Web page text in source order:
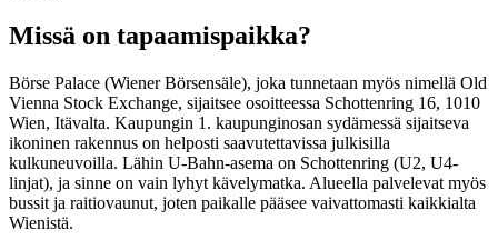
Missä on tapaamispaikka?
Börse Palace (Wiener Börsensäle), joka tunnetaan myös nimellä Old
Vienna Stock Exchange, sijaitsee osoitteessa Schottenring 16, 1010
Wien, Itävalta. Kaupungin 1. kaupunginosan sydämessä sijaitseva
ikoninen rakennus on helposti saavutettavissa julkisilla
kulkuneuvoilla. Lähin U-Bahn-asema on Schottenring (U2, U4-
linjat), ja sinne on vain lyhyt kävelymatka. Alueella palvelevat myös
bussit ja raitiovaunut, joten paikalle pääsee vaivattomasti kaikkialta
Wienistä.